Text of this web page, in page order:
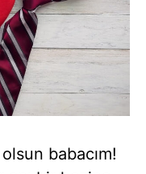
babacım!